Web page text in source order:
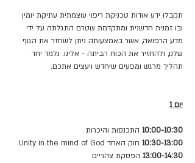
תקבלו ידע אודות טכניקת ריפוי עוצמתית עתיקת יומין
ובו זמנית חדשנית ומתקדמת שטרם התגלתה על ידי
מדע הרפואה, אשר באמצעותה ניתן לשחזר את הגוף
שלנו, ולהחזיר את הכוח הביתה - אלינו. נלמד יחד
תהליך מרגש ומפעים שיחדש ויעצים אתכם.
יום 1
10:00-10:30 התכנסות והיכרות
10:30-13:00 חוק האחד Unity in the mind of God.
13:00-14:30 הפסקת צהריים